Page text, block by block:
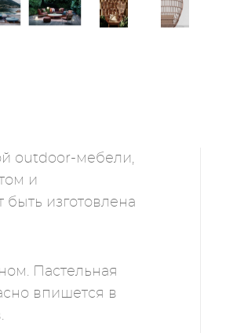
outdoor-мебели,
и
изготовлена
Пастельная
впишется в